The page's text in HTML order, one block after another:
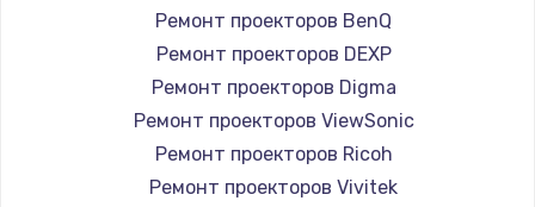
Ремонт проекторов BenQ
Ремонт проекторов DEXP
Ремонт проекторов Digma
Ремонт проекторов ViewSonic
Ремонт проекторов Ricoh
Ремонт проекторов Vivitek